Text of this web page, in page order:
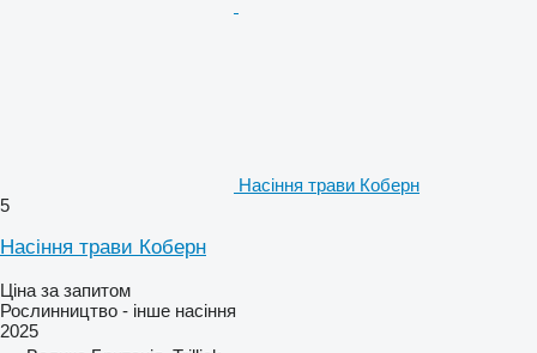
Насіння трави Коберн
5
Насіння трави Коберн
Ціна за запитом
Рослинництво - інше насіння
2025